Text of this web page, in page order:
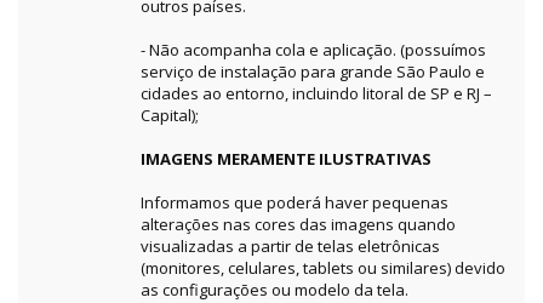
outros países.
- Não acompanha cola e aplicação. (possuímos
serviço de instalação para grande São Paulo e
cidades ao entorno, incluindo litoral de SP e RJ –
Capital);
IMAGENS MERAMENTE ILUSTRATIVAS
Informamos que poderá haver pequenas
alterações nas cores das imagens quando
visualizadas a partir de telas eletrônicas
(monitores, celulares, tablets ou similares) devido
as configurações ou modelo da tela.